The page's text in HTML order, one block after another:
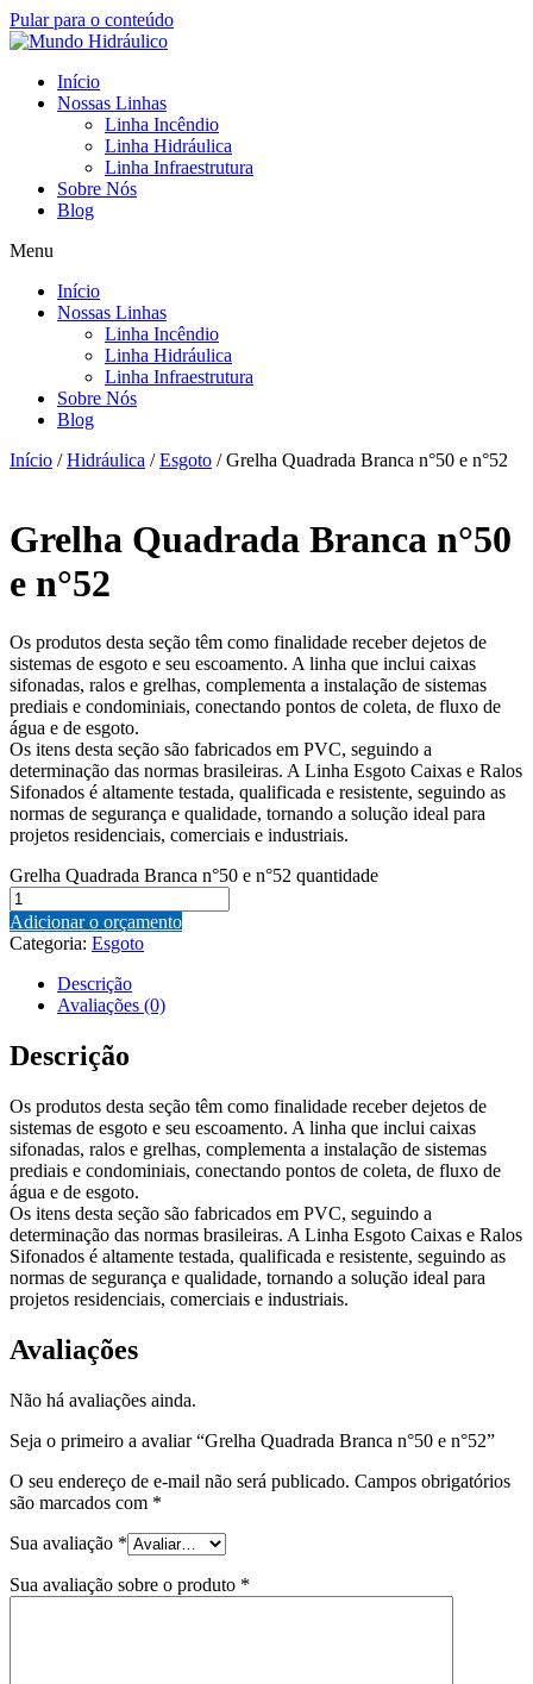
Pular para o conteúdo
Início
Nossas Linhas
Linha Incêndio
Linha Hidráulica
Linha Infraestrutura
Sobre Nós
Blog
Menu
Início
Nossas Linhas
Linha Incêndio
Linha Hidráulica
Linha Infraestrutura
Sobre Nós
Blog
Início /Hidráulica /Esgoto / Grelha Quadrada Branca n°50 e n°52
Grelha Quadrada Branca n°50
e n°52
Os produtos desta seção têm como finalidade receber dejetos de
sistemas de esgoto e seu escoamento. A linha que inclui caixas
sifonadas, ralos e grelhas, complementa a instalação de sistemas
prediais e condominiais, conectando pontos de coleta, de fluxo de
água e de esgoto.
Os itens desta seção são fabricados em PVC, seguindo a
determinação das normas brasileiras. A Linha Esgoto Caixas e Ralos
Sifonados é altamente testada, qualificada e resistente, seguindo as
normas de segurança e qualidade, tornando a solução ideal para
projetos residenciais, comerciais e industriais.
Grelha Quadrada Branca n°50 e n°52 quantidade
Adicionar o orçamento
Categoria: Esgoto
Descrição
Avaliações (0)
Descrição
Os produtos desta seção têm como finalidade receber dejetos de
sistemas de esgoto e seu escoamento. A linha que inclui caixas
sifonadas, ralos e grelhas, complementa a instalação de sistemas
prediais e condominiais, conectando pontos de coleta, de fluxo de
água e de esgoto.
Os itens desta seção são fabricados em PVC, seguindo a
determinação das normas brasileiras. A Linha Esgoto Caixas e Ralos
Sifonados é altamente testada, qualificada e resistente, seguindo as
normas de segurança e qualidade, tornando a solução ideal para
projetos residenciais, comerciais e industriais.
Avaliações
Não há avaliações ainda.
Seja o primeiro a avaliar “Grelha Quadrada Branca n°50 e n°52”
O seu endereço de e-mail não será publicado. Campos obrigatórios
são marcados com *
Sua avaliação *
Sua avaliação sobre o produto *